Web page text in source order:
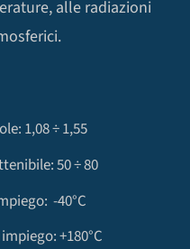
alle radiazioni
1,08 ÷ 1,55
50 ÷ 80
-40°C
+180°C